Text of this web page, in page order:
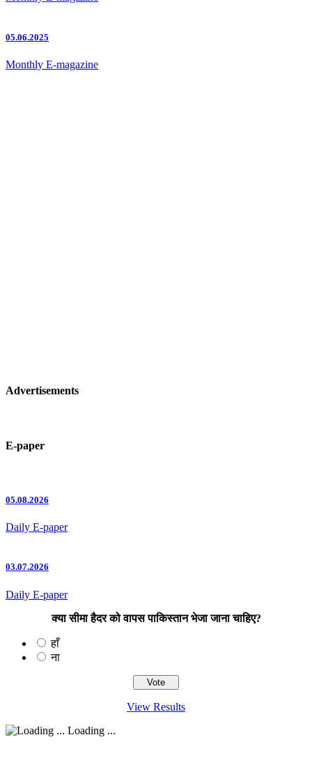
05.06.2025
Monthly E-magazine
Advertisements
E-paper
05.08.2026
Daily E-paper
03.07.2026
Daily E-paper
क्या सीमा हैदर को वापस पाकिस्तान भेजा जाना चाहिए?
हाँ
ना
View Results
Loading ...